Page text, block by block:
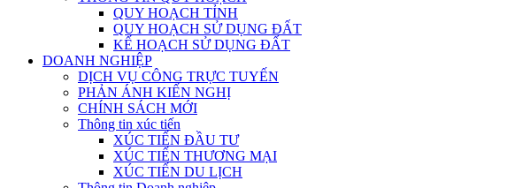
QUY HOẠCH TỈNH
QUY HOẠCH SỬ DỤNG ĐẤT
KẾ HOẠCH SỬ DỤNG ĐẤT
DOANH NGHIỆP
DỊCH VỤ CÔNG TRỰC TUYẾN
PHẢN ÁNH KIẾN NGHỊ
CHÍNH SÁCH MỚI
Thông tin xúc tiến
XÚC TIẾN ĐẦU TƯ
XÚC TIẾN THƯƠNG MẠI
XÚC TIẾN DU LỊCH